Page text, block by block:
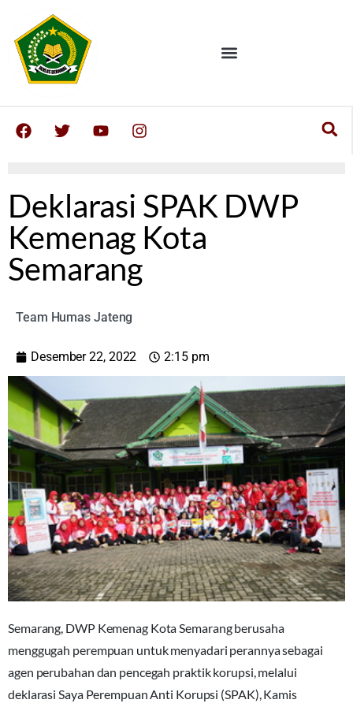
Deklarasi SPAK DWP
Kemenag Kota
Semarang
Team Humas Jateng
Desember 22, 2022 2:15 pm
Semarang, DWP Kemenag Kota Semarang berusaha
menggugah perempuan untuk menyadari perannya sebagai
agen perubahan dan pencegah praktik korupsi, melalui
deklarasi Saya Perempuan Anti Korupsi (SPAK), Kamis